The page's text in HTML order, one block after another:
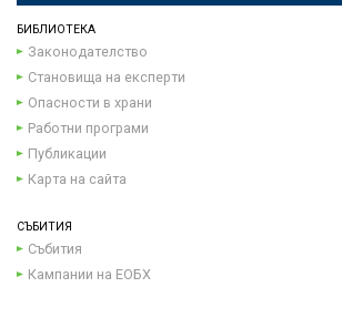
БИБЛИОТЕКА
Законодателство
Становища на експерти
Опасности в храни
Работни програми
Публикации
Карта на сайта
СЪБИТИЯ
Събития
Кампании на ЕОБХ